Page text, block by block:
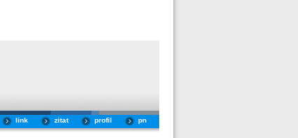
pn
profil
zitat
link